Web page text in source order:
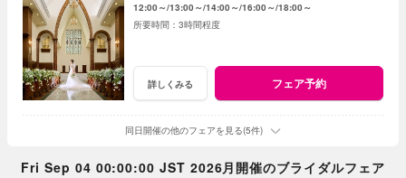
12:00～ 13:00～ 14:00～ 16:00～ 18:00～
3時間程度
詳しくみる フェア予約
同日開催の他のフェアを見る(5件)
Fri Sep 04 00:00:00 JST 2026月開催のブライダルフェア